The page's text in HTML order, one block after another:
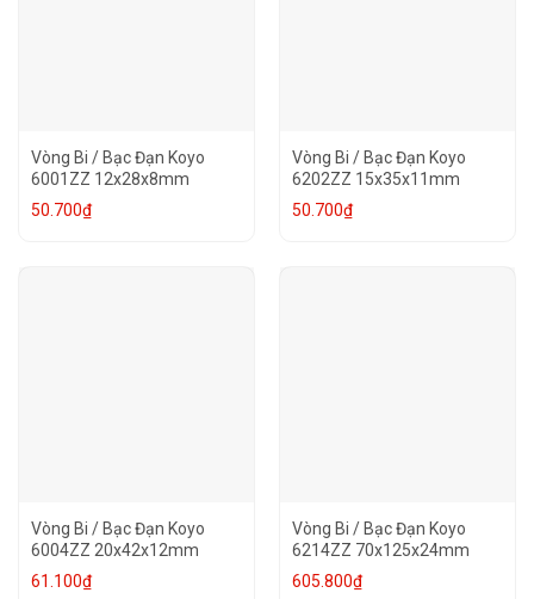
Vòng Bi / Bạc Đạn Koyo
6001ZZ 12x28x8mm
50.700₫
Vòng Bi / Bạc Đạn Koyo
6202ZZ 15x35x11mm
50.700₫
Vòng Bi / Bạc Đạn Koyo
6004ZZ 20x42x12mm
61.100₫
Vòng Bi / Bạc Đạn Koyo
6214ZZ 70x125x24mm
605.800₫